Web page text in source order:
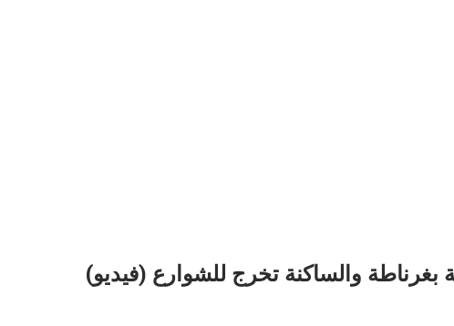
بغرناطة والساكنة تخرج للشوارع (فيديو)